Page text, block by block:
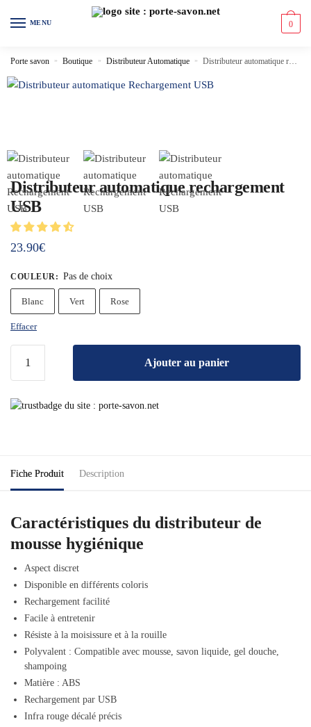
MENU 0
Porte savon » Boutique » Distributeur Automatique » Distributeur automatique rechargement USB
Distributeur automatique rechargement
USB
23.90€
COULEUR: Pas de choix
Blanc Vert Rose
Effacer
Ajouter au panier
Fiche Produit Description
Caractéristiques du distributeur de
mousse hygiénique
Aspect discret
Disponible en différents coloris
Rechargement facilité
Facile à entretenir
Résiste à la moisissure et à la rouille
Polyvalent : Compatible avec mousse, savon liquide, gel douche,
shampoing
Matière : ABS
Rechargement par USB
Infra rouge décalé précis